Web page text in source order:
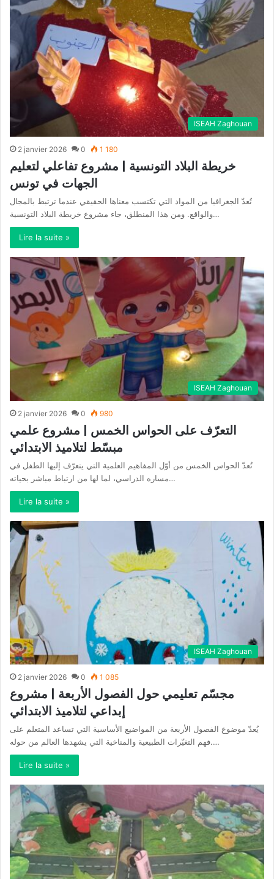
ISEAH Zaghouan
2 janvier 2026 0 1 180
خريطة البلاد التونسية | مشروع تفاعلي لتعليم
الجهات في تونس
تُعدّ الجغرافيا من المواد التي تكتسب معناها الحقيقي عندما ترتبط بالمجال
والواقع. ومن هذا المنطلق، جاء مشروع خريطة البلاد التونسية…
Lire la suite »
ISEAH Zaghouan
2 janvier 2026 0 980
التعرّف على الحواس الخمس | مشروع علمي
مبسّط لتلاميذ الابتدائي
تُعدّ الحواس الخمس من أوّل المفاهيم العلمية التي يتعرّف إليها الطفل في
مساره الدراسي، لما لها من ارتباط مباشر بحياته…
Lire la suite »
ISEAH Zaghouan
2 janvier 2026 0 1 085
مجسّم تعليمي حول الفصول الأربعة | مشروع
إبداعي لتلاميذ الابتدائي
يُعدّ موضوع الفصول الأربعة من المواضيع الأساسية التي تساعد المتعلم على
فهم التغيّرات الطبيعية والمناخية التي يشهدها العالم من حوله.…
Lire la suite »